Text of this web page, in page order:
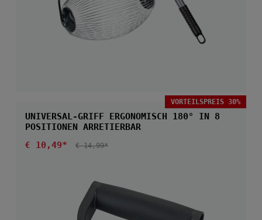
VORTEILSPREIS 30%
UNIVERSAL-GRIFF ERGONOMISCH 180° IN 8
POSITIONEN ARRETIERBAR
Verkaufspreis:
€ 10,49* REGULÄRER PREIS:
€ 14,99*